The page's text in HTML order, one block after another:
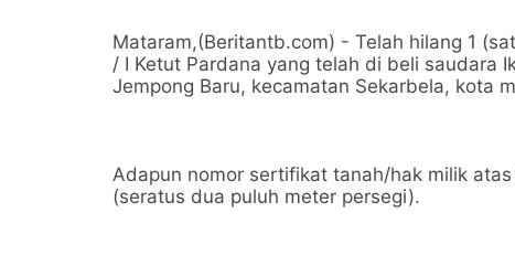
Mataram,(Beritantb.com) - Telah hilang 1
/ I Ketut Pardana yang telah di beli saudara
Jempong Baru, kecamatan Sekarbela, kota
Adapun nomor sertifikat tanah/hak milik
(seratus dua puluh meter persegi).